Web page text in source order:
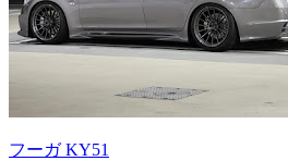
フーガ KY51